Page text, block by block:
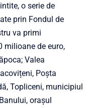
o serie de
prin Fondul de
va primi
milioane de euro,
Valea
Poșta
Topliceni, municipiul
orașul